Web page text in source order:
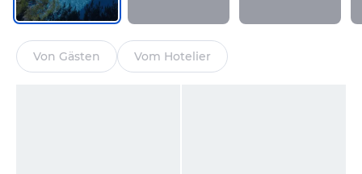
Von Gästen Vom Hotelier